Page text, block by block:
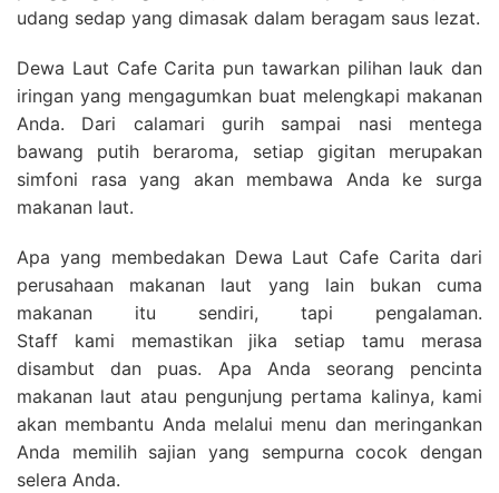
udang sedap yang dimasak dalam beragam saus lezat.
Dewa Laut Cafe Carita pun tawarkan pilihan lauk dan
iringan yang mengagumkan buat melengkapi makanan
Anda. Dari calamari gurih sampai nasi mentega
bawang putih beraroma, setiap gigitan merupakan
simfoni rasa yang akan membawa Anda ke surga
makanan laut.
Apa yang membedakan Dewa Laut Cafe Carita dari
perusahaan makanan laut yang lain bukan cuma
makanan itu sendiri, tapi pengalaman.
Staff kami memastikan jika setiap tamu merasa
disambut dan puas. Apa Anda seorang pencinta
makanan laut atau pengunjung pertama kalinya, kami
akan membantu Anda melalui menu dan meringankan
Anda memilih sajian yang sempurna cocok dengan
selera Anda.